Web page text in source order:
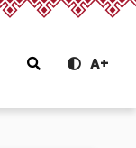
Menu
Szukaj A+